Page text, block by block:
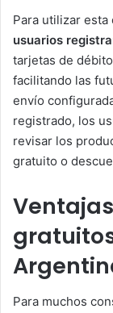
Para utilizar
usuarios
tarjetas de
facilitando las
envío
registrado, los
revisar los
gratuito o
Para muchos